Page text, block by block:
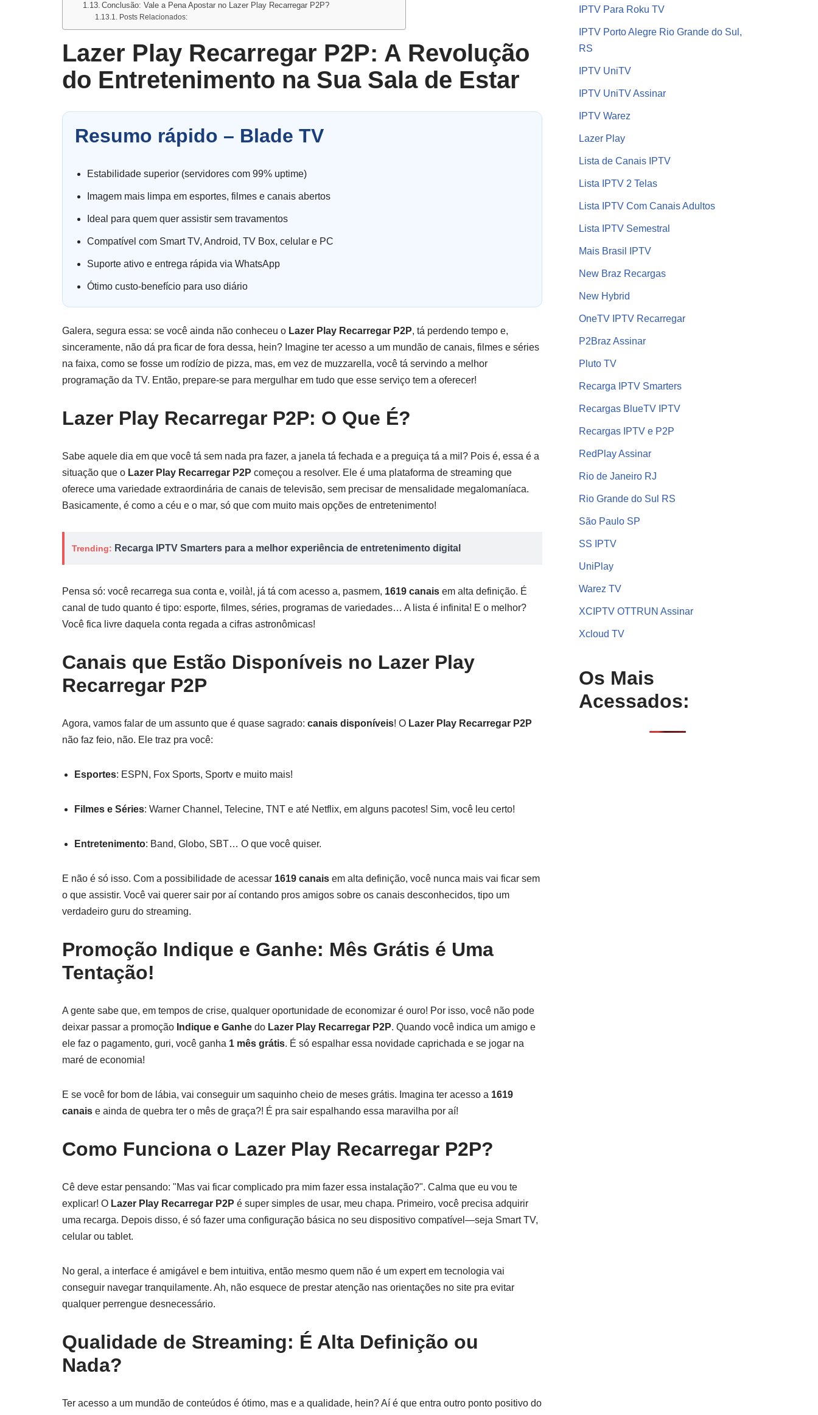
Conclusão: Vale a Pena Apostar no Lazer Play Recarregar P2P?
Posts Relacionados:
Lazer Play Recarregar P2P: A Revolução
do Entretenimento na Sua Sala de Estar
Resumo rápido – Blade TV
Estabilidade superior (servidores com 99% uptime)
Imagem mais limpa em esportes, filmes e canais abertos
Ideal para quem quer assistir sem travamentos
Compatível com Smart TV, Android, TV Box, celular e PC
Suporte ativo e entrega rápida via WhatsApp
Ótimo custo-benefício para uso diário
Galera, segura essa: se você ainda não conheceu o Lazer Play Recarregar P2P, tá perdendo tempo e,
sinceramente, não dá pra ficar de fora dessa, hein? Imagine ter acesso a um mundão de canais, filmes e séries
na faixa, como se fosse um rodízio de pizza, mas, em vez de muzzarella, você tá servindo a melhor
programação da TV. Então, prepare-se para mergulhar em tudo que esse serviço tem a oferecer!
Lazer Play Recarregar P2P: O Que É?
Sabe aquele dia em que você tá sem nada pra fazer, a janela tá fechada e a preguiça tá a mil? Pois é, essa é a
situação que o Lazer Play Recarregar P2P começou a resolver. Ele é uma plataforma de streaming que
oferece uma variedade extraordinária de canais de televisão, sem precisar de mensalidade megalomaníaca.
Basicamente, é como a céu e o mar, só que com muito mais opções de entretenimento!
Trending: Recarga IPTV Smarters para a melhor experiência de entretenimento digital
Pensa só: você recarrega sua conta e, voilà!, já tá com acesso a, pasmem, 1619 canais em alta definição. É
canal de tudo quanto é tipo: esporte, filmes, séries, programas de variedades… A lista é infinita! E o melhor?
Você fica livre daquela conta regada a cifras astronômicas!
Canais que Estão Disponíveis no Lazer Play
Recarregar P2P
Agora, vamos falar de um assunto que é quase sagrado: canais disponíveis! O Lazer Play Recarregar P2P
não faz feio, não. Ele traz pra você:
Esportes: ESPN, Fox Sports, Sportv e muito mais!
Filmes e Séries: Warner Channel, Telecine, TNT e até Netflix, em alguns pacotes! Sim, você leu certo!
Entretenimento: Band, Globo, SBT… O que você quiser.
E não é só isso. Com a possibilidade de acessar 1619 canais em alta definição, você nunca mais vai ficar sem
o que assistir. Você vai querer sair por aí contando pros amigos sobre os canais desconhecidos, tipo um
verdadeiro guru do streaming.
Promoção Indique e Ganhe: Mês Grátis é Uma
Tentação!
A gente sabe que, em tempos de crise, qualquer oportunidade de economizar é ouro! Por isso, você não pode
deixar passar a promoção Indique e Ganhe do Lazer Play Recarregar P2P. Quando você indica um amigo e
ele faz o pagamento, guri, você ganha 1 mês grátis. É só espalhar essa novidade caprichada e se jogar na
maré de economia!
E se você for bom de lábia, vai conseguir um saquinho cheio de meses grátis. Imagina ter acesso a 1619
canais e ainda de quebra ter o mês de graça?! É pra sair espalhando essa maravilha por aí!
Como Funciona o Lazer Play Recarregar P2P?
Cê deve estar pensando: "Mas vai ficar complicado pra mim fazer essa instalação?". Calma que eu vou te
explicar! O Lazer Play Recarregar P2P é super simples de usar, meu chapa. Primeiro, você precisa adquirir
uma recarga. Depois disso, é só fazer uma configuração básica no seu dispositivo compatível—seja Smart TV,
celular ou tablet.
No geral, a interface é amigável e bem intuitiva, então mesmo quem não é um expert em tecnologia vai
conseguir navegar tranquilamente. Ah, não esquece de prestar atenção nas orientações no site pra evitar
qualquer perrengue desnecessário.
Qualidade de Streaming: É Alta Definição ou
Nada?
Ter acesso a um mundão de conteúdos é ótimo, mas e a qualidade, hein? Aí é que entra outro ponto positivo do
IPTV Para Roku TV
IPTV Porto Alegre Rio Grande do Sul,
RS
IPTV UniTV
IPTV UniTV Assinar
IPTV Warez
Lazer Play
Lista de Canais IPTV
Lista IPTV 2 Telas
Lista IPTV Com Canais Adultos
Lista IPTV Semestral
Mais Brasil IPTV
New Braz Recargas
New Hybrid
OneTV IPTV Recarregar
P2Braz Assinar
Pluto TV
Recarga IPTV Smarters
Recargas BlueTV IPTV
Recargas IPTV e P2P
RedPlay Assinar
Rio de Janeiro RJ
Rio Grande do Sul RS
São Paulo SP
SS IPTV
UniPlay
Warez TV
XCIPTV OTTRUN Assinar
Xcloud TV
Os Mais
Acessados: